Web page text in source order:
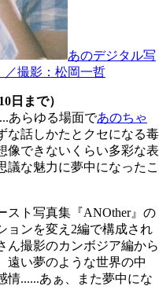
あのデジタル写
／撮影：松岡一哲
日まで）
あらゆる場面であのちゃ
な話しかたとクセになる毒
像できないくらい多彩な表
議な魅力に夢中になったこ
スト写真集『ANOther』の
ョンを変え2編で構成され
ん撮影のカンボジア編から
遠い夢のような世界の中
情......あぁ、また夢中にな